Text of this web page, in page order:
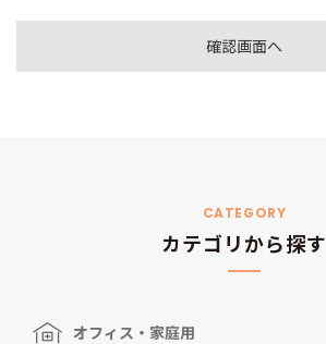
CATEGORY
カテゴリから探す
オフィス・家庭用